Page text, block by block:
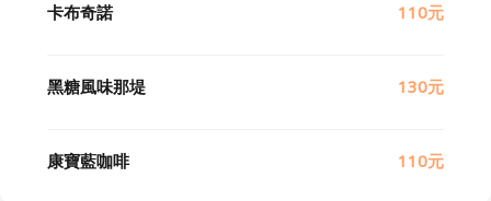
卡布奇諾 110元
黑糖風味那堤 130元
康寶藍咖啡 110元